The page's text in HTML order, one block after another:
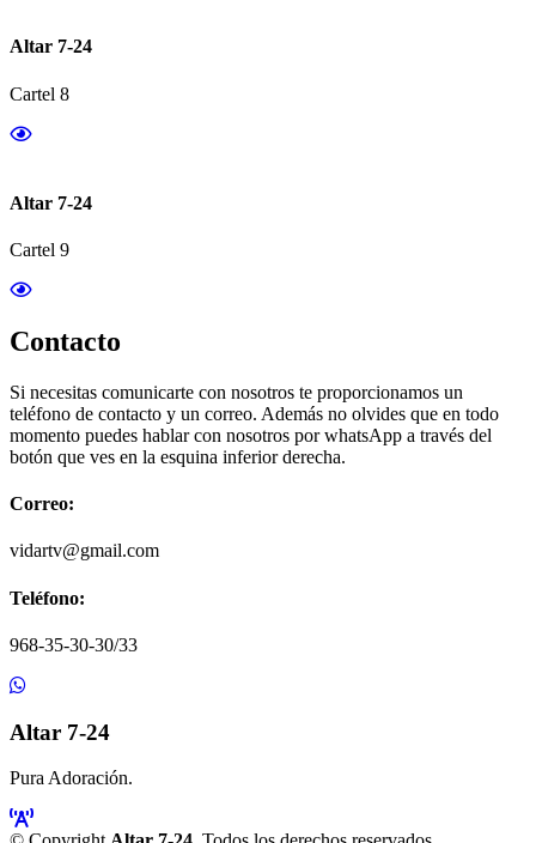
Altar 7-24
Cartel 8
Altar 7-24
Cartel 9
Contacto
Si necesitas comunicarte con nosotros te proporcionamos un
teléfono de contacto y un correo. Además no olvides que en todo
momento puedes hablar con nosotros por whatsApp a través del
botón que ves en la esquina inferior derecha.
Correo:
vidartv@gmail.com
Teléfono:
968-35-30-30/33
Altar 7-24
Pura Adoración.